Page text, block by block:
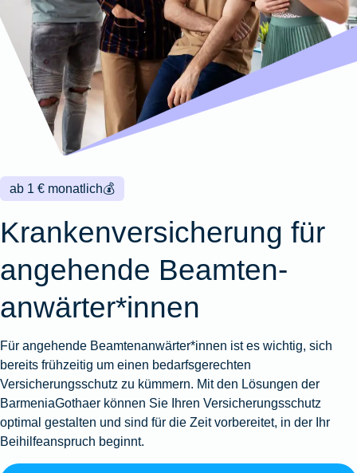
Wohnungsschutzbrief
Zur
Produktübersicht
Gewässerschadenhaftpflicht
Zur
Produktübersicht
Zur
Produktübersicht
Reisehaftpflichtversicherung
Reiserücktrittsversicherung
Zur
Produktübersicht
Zur
Produktübersicht
Zur
Produktübersicht
Zur
Produktübersicht
Montageversicherung
Zur
Produktübersicht
Gruppenunfall für
Betriebe
Gruppenunfall für
Vereine
Produktübersicht
Kunstversicherung
Ausstellungsversicherung
Valorenversicherung
Oldtimersammlungsversicherung
Zur
💰
ab 1 € monatlich
Krankenversicherung für
angehende Beamten­
anwärter*innen
Für angehende Beamtenanwärter*innen ist es wichtig, sich
bereits frühzeitig um einen bedarfsgerechten
Versicherungsschutz zu kümmern. Mit den Lösungen der
BarmeniaGothaer können Sie Ihren Versicherungsschutz
optimal gestalten und sind für die Zeit vorbereitet, in der Ihr
Beihilfeanspruch beginnt.